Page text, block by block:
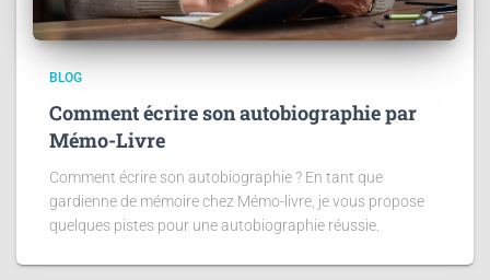
BLOG
Comment écrire son autobiographie par
Mémo-Livre
Comment écrire son autobiographie ? En tant que
gardienne de mémoire chez Mémo-livre, je vous propose
quelques pistes pour une autobiographie réussie.